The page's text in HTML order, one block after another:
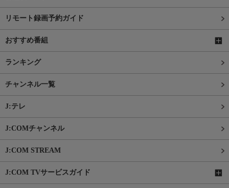
リモート録画予約ガイド
おすすめ番組
ランキング
チャンネル一覧
J:テレ
J:COMチャンネル
J:COM STREAM
J:COM TVサービスガイド